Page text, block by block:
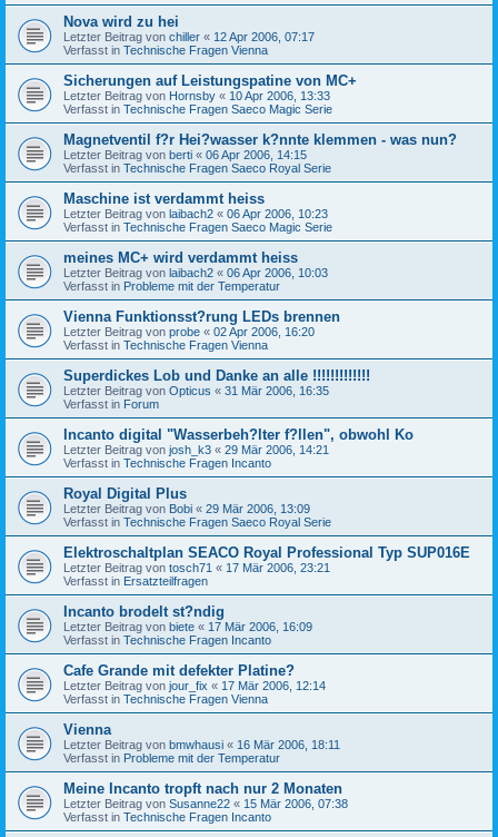
Nova wird zu hei
Letzter Beitrag von chiller « 12 Apr 2006, 07:17
Verfasst in Technische Fragen Vienna
Sicherungen auf Leistungspatine von MC+
Letzter Beitrag von Hornsby « 10 Apr 2006, 13:33
Verfasst in Technische Fragen Saeco Magic Serie
Magnetventil f?r Hei?wasser k?nnte klemmen - was nun?
Letzter Beitrag von berti « 06 Apr 2006, 14:15
Verfasst in Technische Fragen Saeco Royal Serie
Maschine ist verdammt heiss
Letzter Beitrag von laibach2 « 06 Apr 2006, 10:23
Verfasst in Technische Fragen Saeco Magic Serie
meines MC+ wird verdammt heiss
Letzter Beitrag von laibach2 « 06 Apr 2006, 10:03
Verfasst in Probleme mit der Temperatur
Vienna Funktionsst?rung LEDs brennen
Letzter Beitrag von probe « 02 Apr 2006, 16:20
Verfasst in Technische Fragen Vienna
Superdickes Lob und Danke an alle !!!!!!!!!!!!!
Letzter Beitrag von Opticus « 31 Mär 2006, 16:35
Verfasst in Forum
Incanto digital "Wasserbeh?lter f?llen", obwohl Ko
Letzter Beitrag von josh_k3 « 29 Mär 2006, 14:21
Verfasst in Technische Fragen Incanto
Royal Digital Plus
Letzter Beitrag von Bobi « 29 Mär 2006, 13:09
Verfasst in Technische Fragen Saeco Royal Serie
Elektroschaltplan SEACO Royal Professional Typ SUP016E
Letzter Beitrag von tosch71 « 17 Mär 2006, 23:21
Verfasst in Ersatzteilfragen
Incanto brodelt st?ndig
Letzter Beitrag von biete « 17 Mär 2006, 16:09
Verfasst in Technische Fragen Incanto
Cafe Grande mit defekter Platine?
Letzter Beitrag von jour_fix « 17 Mär 2006, 12:14
Verfasst in Technische Fragen Vienna
Vienna
Letzter Beitrag von bmwhausi « 16 Mär 2006, 18:11
Verfasst in Probleme mit der Temperatur
Meine Incanto tropft nach nur 2 Monaten
Letzter Beitrag von Susanne22 « 15 Mär 2006, 07:38
Verfasst in Technische Fragen Incanto